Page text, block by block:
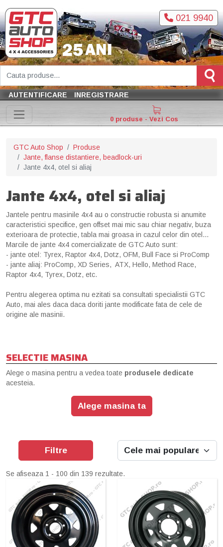
021 9940
AUTENTIFICARE INREGISTRARE
0 produse - Vezi Cos
GTC Auto Shop
Produse
Jante, flanse distantiere, beadlock-uri
Jante 4x4, otel si aliaj
Jante 4x4, otel si aliaj
Jantele pentru masinile 4x4 au o constructie robusta si anumite
caracteristici specifice, gen offset mai mic sau chiar negativ, buza
exterioara de protectie, tabla mai groasa in cazul celor din otel...
Marcile de jante 4x4 comercializate de GTC Auto sunt:
- jante otel: Tyrex, Raptor 4x4, Dotz, OFM, Bull Face si ProComp
- jante aliaj: ProComp, XD Series, ATX, Hello, Method Race,
Raptor 4x4, Tyrex, Dotz, etc.
Pentru alegerea optima nu ezitati sa consultati specialistii GTC
Auto, mai ales daca daca doriti jante modificate fata de cele de
origine ale masinii.
SELECTIE MASINA
Alege o masina pentru a vedea toate produsele dedicate
acesteia.
Alege masina ta
Filtre
Se afiseaza 1 - 100 din 139 rezultate.